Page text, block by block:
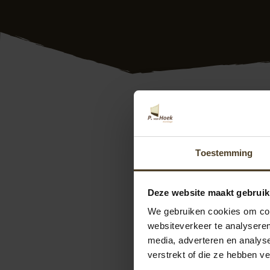
Toestemming
Deze website maakt
We gebruiken cookies om
websiteverkeer te
media, adverteren en
verstrekt of die ze hebben
Kosten
prijs is ons motto.
Wilt u weten wat
langs in onze
ons contact op.
kunt u direct een